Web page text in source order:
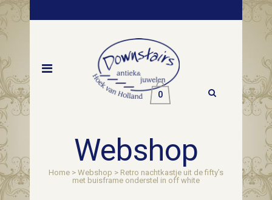
0
Webshop
Home > Webshop > Retro nachtkastje uit de fifty’s
met buisframe onderstel in off white